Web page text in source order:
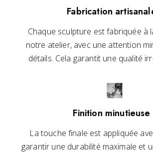
Fabrication
Chaque sculpture est fabriquée à
notre atelier, avec une attention
détails. Cela garantit une qualité
Finition minutieuse
La touche finale est appliquée
garantir une durabilité maximale et